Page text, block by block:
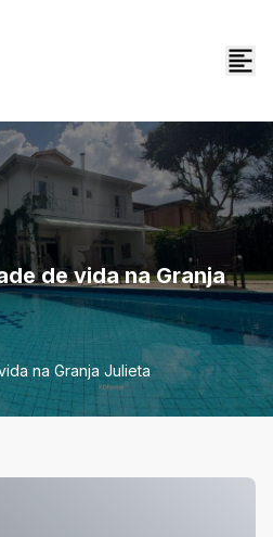
de vida na Granja
na Granja Julieta